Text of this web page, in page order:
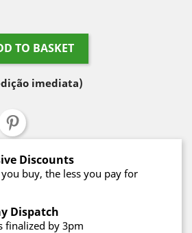
TO BASKET
imediata)
Discounts
buy, the less you pay for
Dispatch
finalized by 3pm